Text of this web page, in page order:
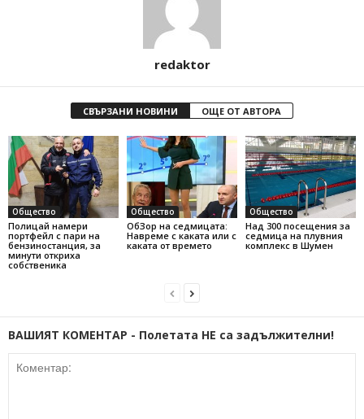
redaktor
СВЪРЗАНИ НОВИНИ ОЩЕ ОТ АВТОРА
Общество
Полицай намери
портфейл с пари на
бензиностанция, за
минути откриха
собственика
Общество
ОбЗор на седмицата:
Навреме с каката или с
каката от времето
Общество
Над 300 посещения за
седмица на плувния
комплекс в Шумен
ВАШИЯТ КОМЕНТАР - Полетата НЕ са задължителни!